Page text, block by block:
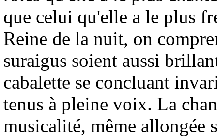
que celui qu'elle a le plus
Reine de la nuit, on
suraigus soient aussi
cabalette se concluant
tenus à pleine voix. La
musicalité, même allongée